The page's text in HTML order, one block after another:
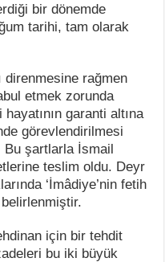
bir dönemde
tarihi, tam olarak
direnmesine rağmen
etmek zorunda
garanti altına
görevlendirilmesi
Bu şartlarla İsmail
teslim oldu. Deyr
‘İmâdiye’nin fetih
için bir tehdit
bu iki büyük